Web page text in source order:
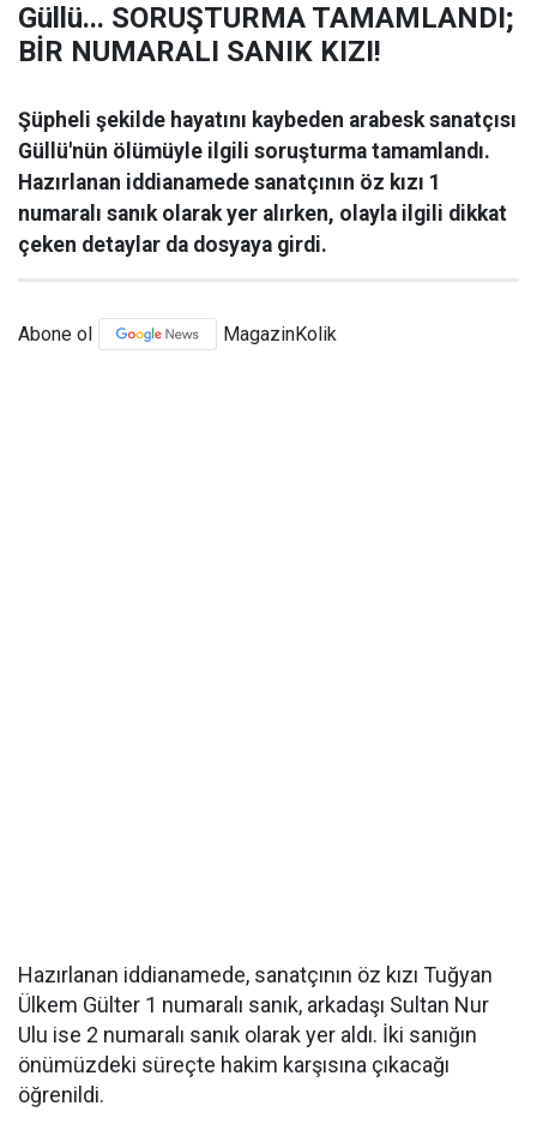
Güllü... SORUŞTURMA TAMAMLANDI;
BİR NUMARALI SANIK KIZI!
Şüpheli şekilde hayatını kaybeden arabesk sanatçısı
Güllü'nün ölümüyle ilgili soruşturma tamamlandı.
Hazırlanan iddianamede sanatçının öz kızı 1
numaralı sanık olarak yer alırken, olayla ilgili dikkat
çeken detaylar da dosyaya girdi.
Abone ol MagazinKolik
Hazırlanan iddianamede, sanatçının öz kızı Tuğyan
Ülkem Gülter 1 numaralı sanık, arkadaşı Sultan Nur
Ulu ise 2 numaralı sanık olarak yer aldı. İki sanığın
önümüzdeki süreçte hakim karşısına çıkacağı
öğrenildi.